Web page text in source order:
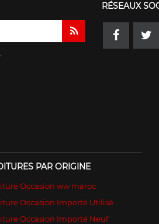
RÉSEAUX
PAR ORIGINE
Occasion ww maroc
Occasion Importé Utilisé
Occasion Importé Neuf